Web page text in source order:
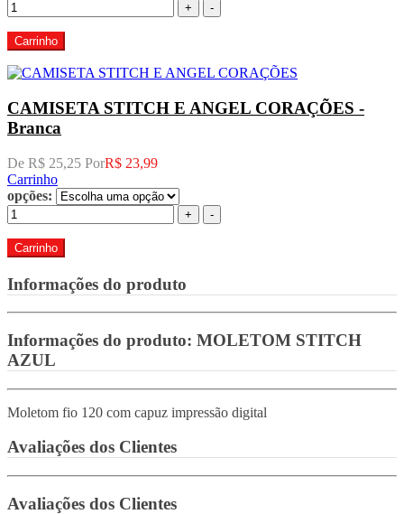
+ -
Carrinho
CAMISETA STITCH E ANGEL CORAÇÕES -
Branca
De R$ 25,25 PorR$ 23,99
Carrinho
opções:
+ -
Carrinho
Informações do produto
Informações do produto: MOLETOM STITCH
AZUL
Moletom fio 120 com capuz impressão digital
Avaliações dos Clientes
Avaliações dos Clientes